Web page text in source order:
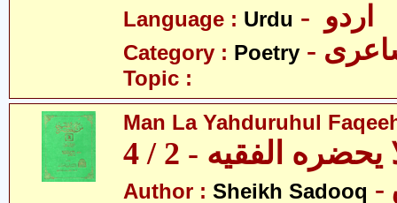
Language : Urdu
Category : Poetry
Topic :
Man La Yahduruhul
الفقيه - 2 / 4
Author : Sheikh Sadooq